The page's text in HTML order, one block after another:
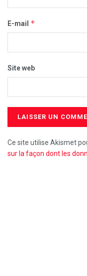
E-mail *
Site web
Ce site utilise Akismet
sur la façon dont les